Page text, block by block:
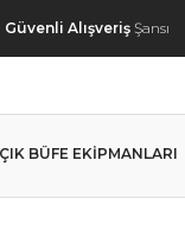
Güvenli Alışveriş Şansı
BÜFE EKİPMANLARI